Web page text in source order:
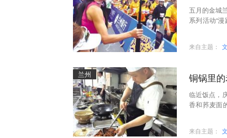
五月的金城
系列活动“
来自主题：
兰州 铜锅里
临近饭点，
香和荞麦面
来自主题：